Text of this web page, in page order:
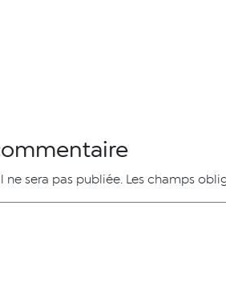
ne sera pas publiée. Les champs